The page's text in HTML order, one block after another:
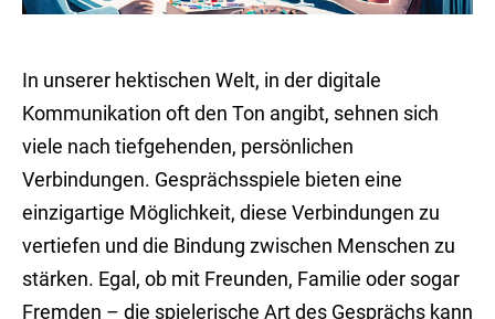
In unserer hektischen Welt, in der digitale
Kommunikation oft den Ton angibt, sehnen sich
viele nach tiefgehenden, persönlichen
Verbindungen. Gesprächsspiele bieten eine
einzigartige Möglichkeit, diese Verbindungen zu
vertiefen und die Bindung zwischen Menschen zu
stärken. Egal, ob mit Freunden, Familie oder sogar
Fremden – die spielerische Art des Gesprächs kann